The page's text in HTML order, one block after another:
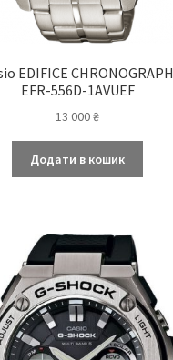
EDIFICE СHRONOGRAPH
EFR-556D-1AVUEF
13 000₴
Додати в кошик